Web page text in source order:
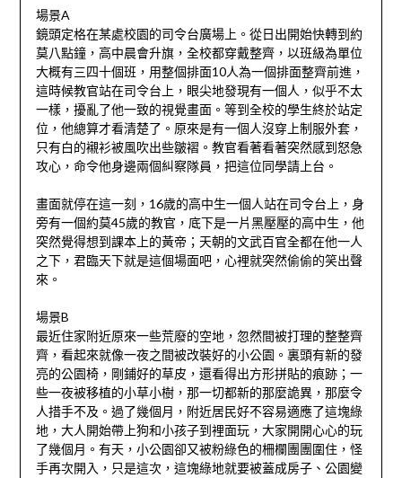
場景A
鏡頭定格在某處校園的司令台廣場上。從日出開始快轉到約
莫八點鐘，高中晨會升旗，全校都穿戴整齊，以班級為單位
大概有三四十個班，用整個排面10人為一個排面整齊前進，
這時候教官站在司令台上，眼尖地發現有一個人，似乎不太
一樣，擾亂了他一致的視覺畫面。等到全校的學生終於站定
位，他總算才看清楚了。原來是有一個人沒穿上制服外套，
只有白的襯衫被風吹出些皺褶。教官看著看著突然感到怒急
攻心，命令他身邊兩個糾察隊員，把這位同學請上台。
畫面就停在這一刻，16歲的高中生一個人站在司令台上，身
旁有一個約莫45歲的教官，底下是一片黑壓壓的高中生，他
突然覺得想到課本上的黃帝；天朝的文武百官全都在他一人
之下，君臨天下就是這個場面吧，心裡就突然偷偷的笑出聲
來。
場景B
最近住家附近原來一些荒廢的空地，忽然間被打理的整整齊
齊，看起來就像一夜之間被改裝好的小公園。裏頭有新的發
亮的公園椅，剛鋪好的草皮，還看得出方形拼貼的痕跡；一
些一夜被移植的小草小樹，那一切都新的那麼詭異，那麼令
人措手不及。過了幾個月，附近居民好不容易適應了這塊綠
地，大人開始帶上狗和小孩子到裡面玩，大家開開心心的玩
了幾個月。有天，小公園卻又被粉綠色的柵欄團團圍住，怪
手再次開入，只是這次，這塊綠地就要被蓋成房子、公園變